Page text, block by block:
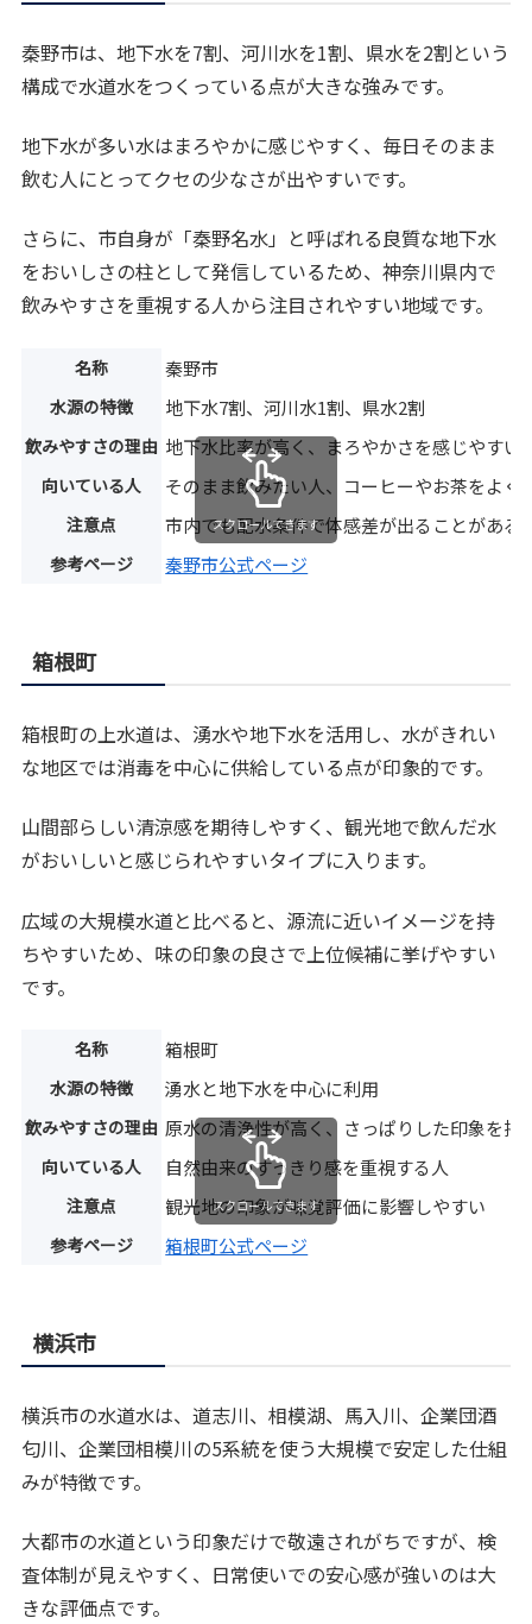
秦野市は、地下水を7割、河川水を1割、県水を2割という
構成で水道水をつくっている点が大きな強みです。
地下水が多い水はまろやかに感じやすく、毎日そのまま
飲む人にとってクセの少なさが出やすいです。
さらに、市自身が「秦野名水」と呼ばれる良質な地下水
をおいしさの柱として発信しているため、神奈川県内で
飲みやすさを重視する人から注目されやすい地域です。
名称 秦野市
水源の特徴 地下水7割、河川水1割、県水2割
飲みやすさの理由 地下水比率が高く、まろやかさを感じやすい
向いている人 そのまま飲みたい人、コーヒーやお茶をよく
注意点 市内でも配水条件で体感差が出ることがある
参考ページ 秦野市公式ページ
スクロールできます
箱根町
箱根町の上水道は、湧水や地下水を活用し、水がきれい
な地区では消毒を中心に供給している点が印象的です。
山間部らしい清涼感を期待しやすく、観光地で飲んだ水
がおいしいと感じられやすいタイプに入ります。
広域の大規模水道と比べると、源流に近いイメージを持
ちやすいため、味の印象の良さで上位候補に挙げやすい
です。
名称 箱根町
水源の特徴 湧水と地下水を中心に利用
飲みやすさの理由 原水の清浄性が高く、さっぱりした印象を持
向いている人 自然由来のすっきり感を重視する人
注意点 観光地の印象が味覚評価に影響しやすい
参考ページ 箱根町公式ページ
スクロールできます
横浜市
横浜市の水道水は、道志川、相模湖、馬入川、企業団酒
匂川、企業団相模川の5系統を使う大規模で安定した仕組
みが特徴です。
大都市の水道という印象だけで敬遠されがちですが、検
査体制が見えやすく、日常使いでの安心感が強いのは大
きな評価点です。